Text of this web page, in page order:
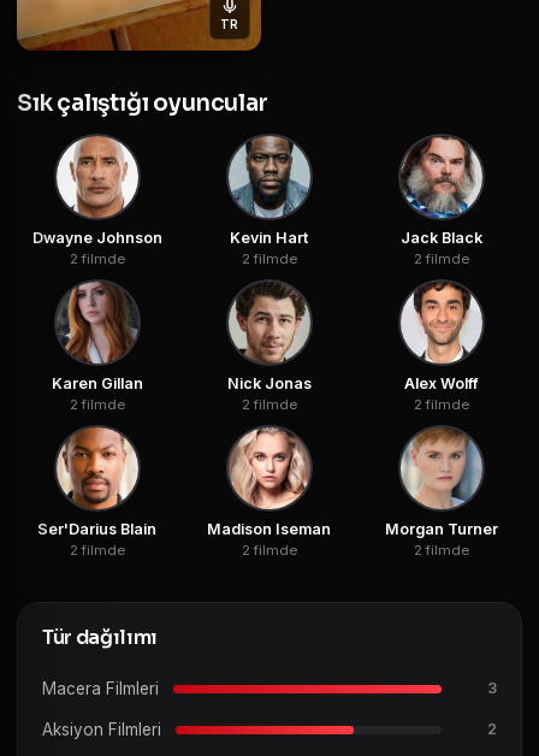
TR
Sık çalıştığı oyuncular
Dwayne Johnson
2 filmde
Kevin Hart
2 filmde
Jack Black
2 filmde
Karen Gillan
2 filmde
Nick Jonas
2 filmde
Alex Wolff
2 filmde
Ser'Darius Blain
2 filmde
Madison Iseman
2 filmde
Morgan Turner
2 filmde
Tür dağılımı
Macera Filmleri 3
Aksiyon Filmleri 2